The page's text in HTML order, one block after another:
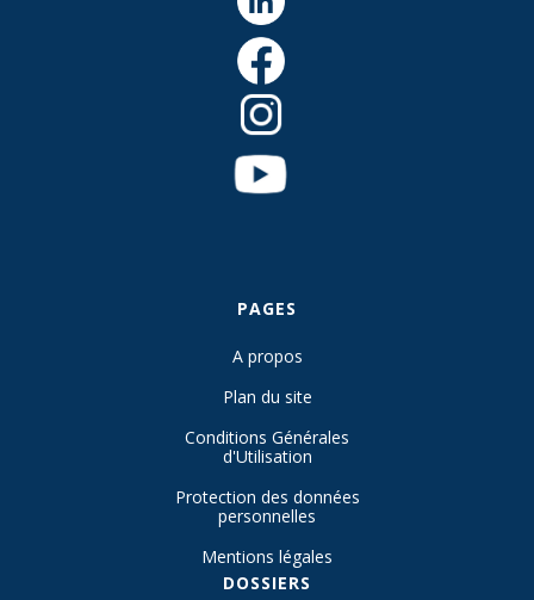
PAGES
A propos
Plan du site
Conditions Générales
d'Utilisation
Protection des données
personnelles
Mentions légales
DOSSIERS